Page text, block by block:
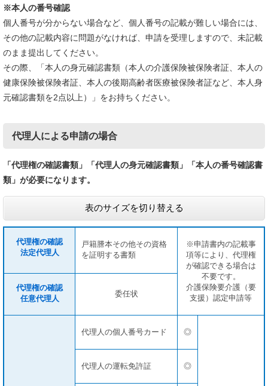
※本人の番号確認
個人番号が分からない場合など、個人番号の記載が難しい場合には、
その他の記載内容に問題がなければ、申請を受理しますので、未記載
のまま提出してください。
その際、「本人の身元確認書類（本人の介護保険被保険者証、本人の
健康保険被保険者証、本人の後期高齢者医療被保険者証など、本人身
元確認書類を2点以上）」をお持ちください。
代理人による申請の場合
「代理権の確認書類」「代理人の身元確認書類」「本人の番号確認書
類」が必要になります。
表のサイズを切り替える
代理権の確認
法定代理人
戸籍謄本その他その資格
を証明する書類
※申請書内の記載事
項等により、代理権
が確認できる場合は
不要です。
介護保険要介護（要
支援）認定申請等
代理権の確認
任意代理人
委任状
代理人の個人番号カード ◎
代理人の運転免許証 ◎